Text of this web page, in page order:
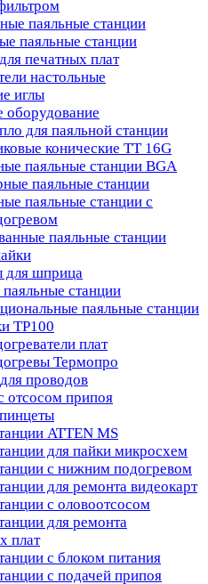
паяльные станции
паяльные станции
печатных плат
настольные
иглы
оборудование
для паяльной станции
конические TT 16G
паяльные станции BGA
паяльные станции
паяльные станции с
паяльные станции
для шприца
станции
паяльные станции
TP100
плат
Термопро
проводов
отсосом припоя
ATTEN MS
для пайки микросхем
с нижним подогревом
для ремонта видеокарт
с оловоотсосом
для ремонта
плат
с блоком питания
с подачей припоя